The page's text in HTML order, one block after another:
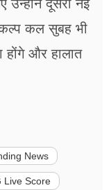
दूसरी नई
कल सुबह भी
होंगे और हालात
News
Live Score